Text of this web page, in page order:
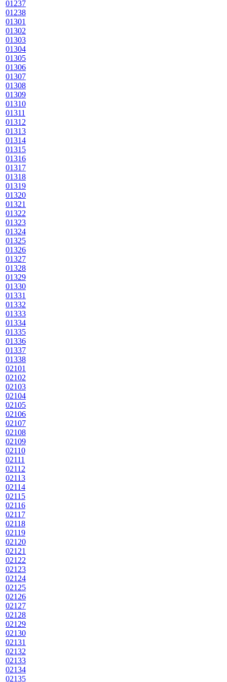
01237
01238
01301
01302
01303
01304
01305
01306
01307
01308
01309
01310
01311
01312
01313
01314
01315
01316
01317
01318
01319
01320
01321
01322
01323
01324
01325
01326
01327
01328
01329
01330
01331
01332
01333
01334
01335
01336
01337
01338
02101
02102
02103
02104
02105
02106
02107
02108
02109
02110
02111
02112
02113
02114
02115
02116
02117
02118
02119
02120
02121
02122
02123
02124
02125
02126
02127
02128
02129
02130
02131
02132
02133
02134
02135